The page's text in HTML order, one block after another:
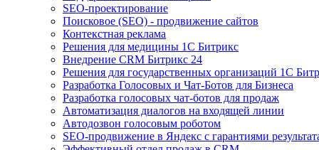
SEO-проектирование
Поисковое (SEO) - продвижение сайтов
Контекстная реклама
Решения для медицины 1С Битрикс
Внедрение CRM Битрикс 24
Решения для государственных организаций 1С
Разработка Голосовых и Чат-Ботов для Бизнеса
Разработка голосовых чат-ботов для продаж
Автоматизация диалогов на входящей линии
Автодозвон голосовым роботом
SEO-продвижение в Яндекс с гарантиями